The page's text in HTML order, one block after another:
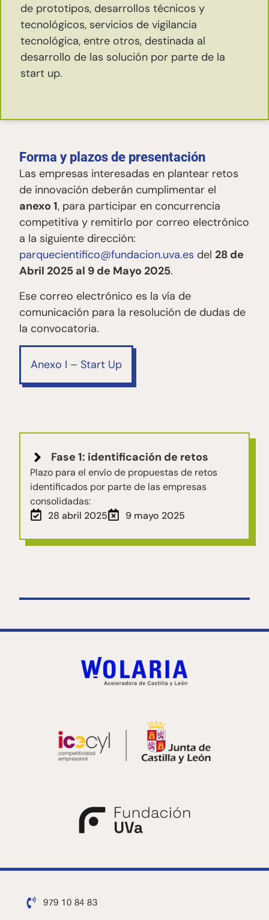
de prototipos, desarrollos técnicos y
tecnológicos, servicios de vigilancia
tecnológica, entre otros, destinada al
desarrollo de las solución por parte de la
start up.
Forma y plazos de presentación
Las empresas interesadas en plantear retos
de innovación deberán cumplimentar el
anexo 1, para participar en concurrencia
competitiva y remitirlo por correo electrónico
a la siguiente dirección:
parquecientifico@fundacion.uva.es del 28 de
Abril 2025 al 9 de Mayo 2025.
Ese correo electrónico es la vía de
comunicación para la resolución de dudas de
la convocatoria.
Anexo I – Start Up
Fase 1: identificación de retos
Plazo para el envío de propuestas de retos
identificados por parte de las empresas
consolidadas:
28 abril 2025
9 mayo 2025
979 10 84 83